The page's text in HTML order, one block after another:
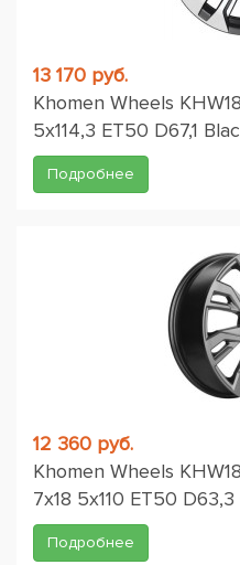
13 170 руб.
Khomen Wheels
5x114,3 ET50 D67,1
Подробнее
12 360 руб.
Khomen Wheels
7x18 5x110 ET50 D63,3
Подробнее